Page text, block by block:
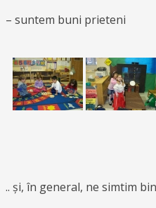
– suntem buni prieteni
.. și, în general, ne simtim